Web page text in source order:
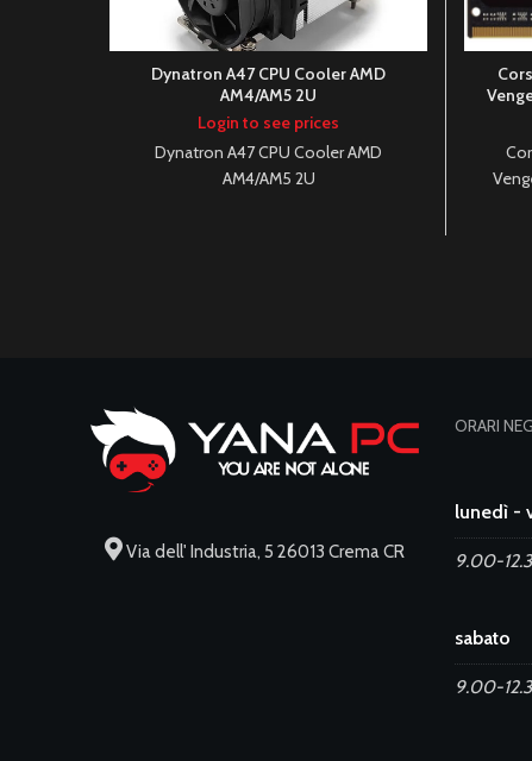
Dynatron A47 CPU Cooler AMD
AM4/AM5 2U
Login to see prices
Dynatron A47 CPU Cooler AMD
AM4/AM5 2U
Via dell' Industria, 5 26013 Crema CR
ORARI
lunedì -
9.00-
sabato
9.00-